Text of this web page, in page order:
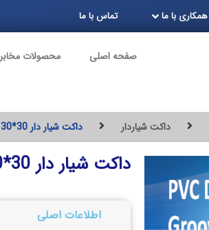
همکاری با ما تماس با ما
صفحه اصلی محصولات
داکت شیاردار داکت شیار دار 30*30
داکت شیار دار 30*30
اطلاعات اصلی